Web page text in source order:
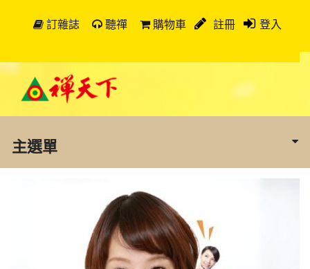
訂雜誌 聽禪 購物車 註冊 登入
主選單